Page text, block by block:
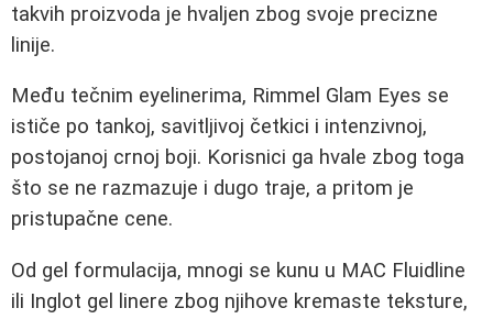
takvih proizvoda je hvaljen zbog svoje precizne
linije.
Među tečnim eyelinerima, Rimmel Glam Eyes se
ističe po tankoj, savitljivoj četkici i intenzivnoj,
postojanoj crnoj boji. Korisnici ga hvale zbog toga
što se ne razmazuje i dugo traje, a pritom je
pristupačne cene.
Od gel formulacija, mnogi se kunu u MAC Fluidline
ili Inglot gel linere zbog njihove kremaste teksture,